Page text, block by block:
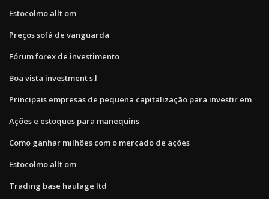
Estocolmo allt om
Preços sofá de vanguarda
Fórum forex de investimento
Boa vista investment s.l
Principais empresas de pequena capitalização para investir em
Ações e estoques para manequins
Como ganhar milhões com o mercado de ações
Estocolmo allt om
Trading base haulage ltd